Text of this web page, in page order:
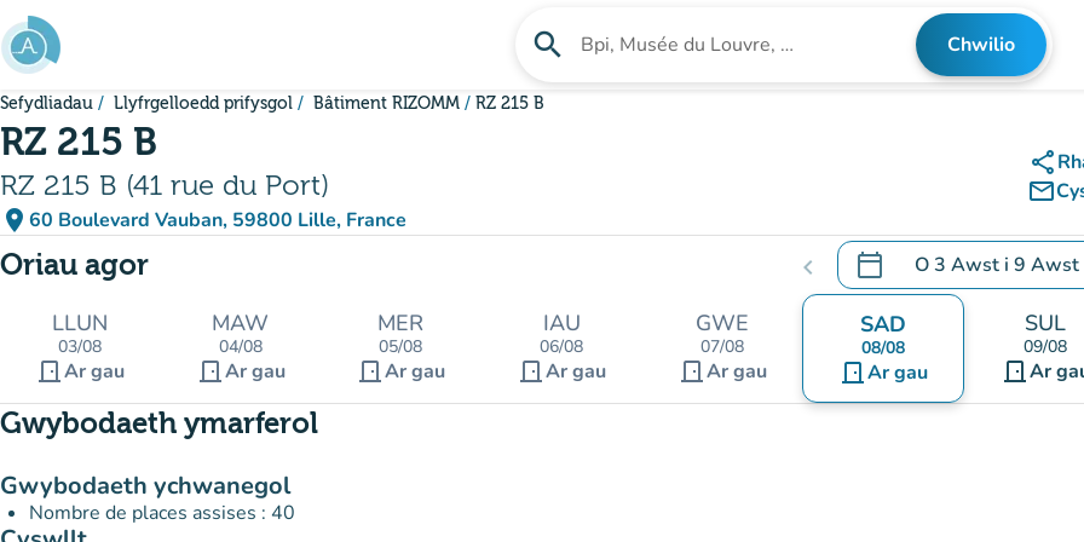
Mynd i'r prif gynnwys
search Chwilio am sefydliad Chwilio
Sefydliadau Llyfrgelloedd prifysgol Bâtiment RIZOMM RZ 215 B
RZ 215 B
RZ 215 B (41 rue du Port)
place 60 Boulevard Vauban, 59800 Lille, France
(agor yn Google Maps)
(tab newydd)
share
mail_outline
Oriau agor chevron_left calendar_today O3 Awst i 9 Awst
.Agor y calendr i newid
LLUN
03/08
door_frontAr gau
MAW
04/08
door_front Ar gau
MER
05/08
door_frontAr gau
IAU
06/08
door_front Ar gau
GWE
07/08
door_front Ar gau
SAD
08/08
door_frontAr gau
SUL
09/08
door_front Ar
Gwybodaeth ymarferol
Gwybodaeth ychwanegol
Nombre de places assises : 40